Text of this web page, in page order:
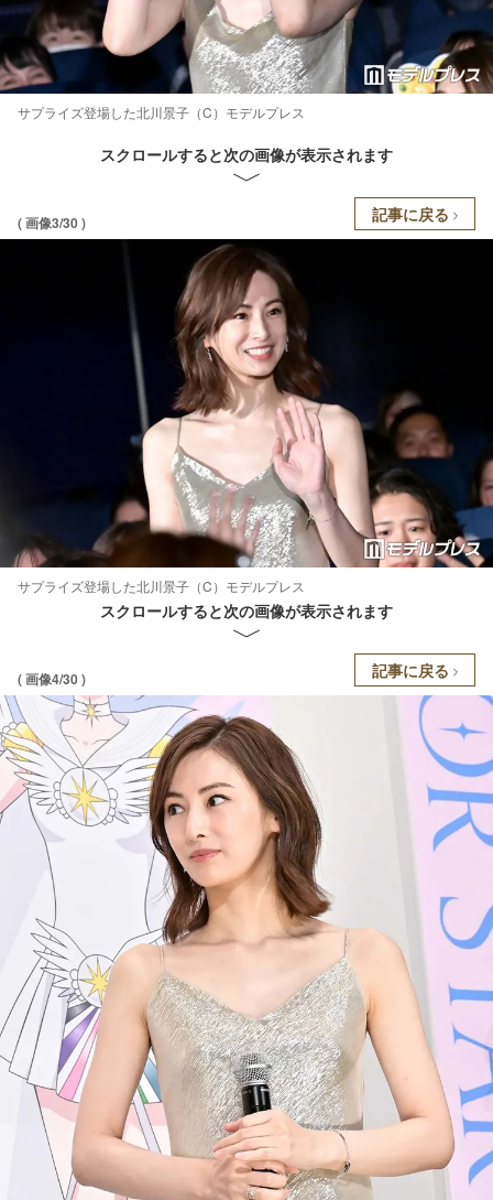
サプライズ登場した北川景子（C）モデルプレス
スクロールすると次の画像が表示されます
( 画像3/30 ) 記事に戻る
サプライズ登場した北川景子（C）モデルプレス
スクロールすると次の画像が表示されます
( 画像4/30 ) 記事に戻る